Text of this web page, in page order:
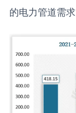
的电力管道需求